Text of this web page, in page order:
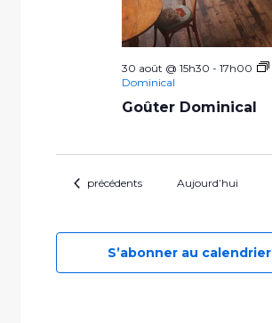
Goûter Dominical
30 août @ 15h30 - 17h00
Dominical
Évènements
précédents Aujourd’hui
S’abonner au calendrier